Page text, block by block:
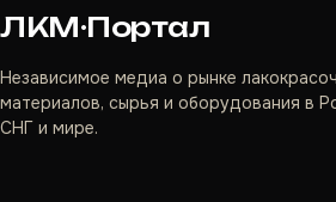
ЛКМ·Портал
Независимое медиа о рынке
материалов, сырья и оборудования в
СНГ и мире.